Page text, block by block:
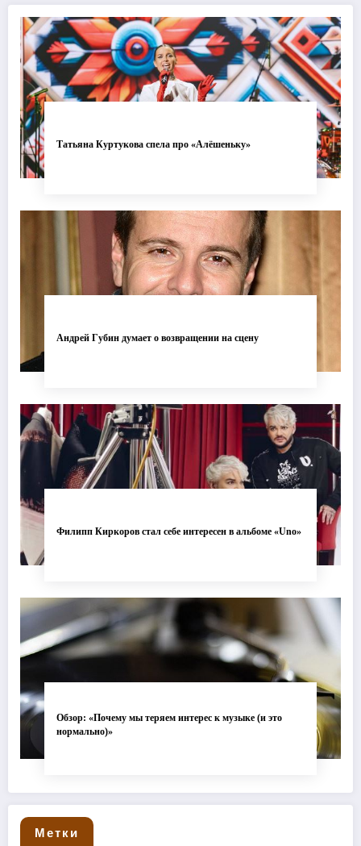
Татьяна Куртукова спела про «Алёшеньку»
Андрей Губин думает о возвращении на сцену
Филипп Киркоров стал себе интересен в альбоме «Uno»
Обзор: «Почему мы теряем интерес к музыке (и это
нормально)»
Метки